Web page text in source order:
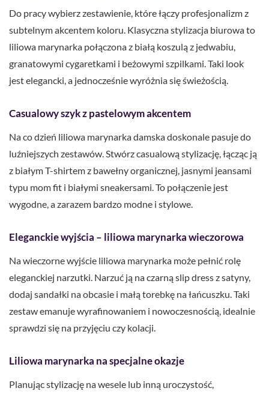
Do pracy wybierz zestawienie, które łączy profesjonalizm z
subtelnym akcentem koloru. Klasyczna stylizacja biurowa to
liliowa marynarka połączona z białą koszulą z jedwabiu,
granatowymi cygaretkami i beżowymi szpilkami. Taki look
jest elegancki, a jednocześnie wyróżnia się świeżością.
Casualowy szyk z pastelowym akcentem
Na co dzień liliowa marynarka damska doskonale pasuje do
luźniejszych zestawów. Stwórz casualową stylizację, łącząc ją
z białym T-shirtem z bawełny organicznej, jasnymi jeansami
typu mom fit i białymi sneakersami. To połączenie jest
wygodne, a zarazem bardzo modne i stylowe.
Eleganckie wyjścia – liliowa marynarka wieczorowa
Na wieczorne wyjście liliowa marynarka może pełnić rolę
eleganckiej narzutki. Narzuć ją na czarną slip dress z satyny,
dodaj sandałki na obcasie i małą torebkę na łańcuszku. Taki
zestaw emanuje wyrafinowaniem i nowoczesnością, idealnie
sprawdzi się na przyjęciu czy kolacji.
Liliowa marynarka na specjalne okazje
Planując stylizację na wesele lub inną uroczystość,